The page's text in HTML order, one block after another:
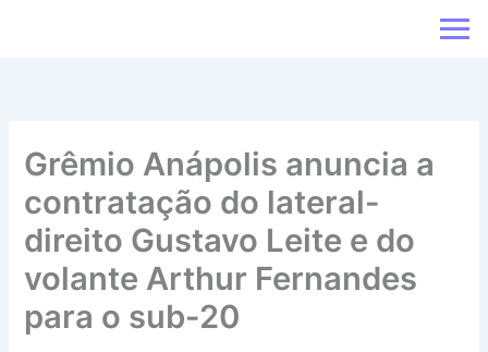
Grêmio Anápolis anuncia a
contratação do lateral-
direito Gustavo Leite e do
volante Arthur Fernandes
para o sub-20